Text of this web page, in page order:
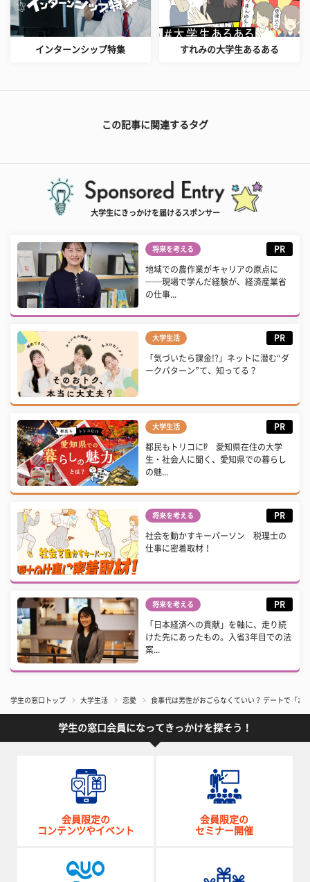
インターンシップ特集 すれみの大学生あるある
この記事に関連するタグ
大学生にきっかけを届けるスポンサー
将来を考える PR
地域での農作業がキャリアの原点に
──現場で学んだ経験が、経済産業省
の仕事...
大学生活 PR
「気づいたら課金!?」ネットに潜む“ダ
ークパターン”て、知ってる？
大学生活 PR
都民もトリコに⁉ 愛知県在住の大学
生・社会人に聞く、愛知県での暮らし
の魅...
将来を考える PR
社会を動かすキーパーソン 税理士の
仕事に密着取材！
将来を考える PR
「日本経済への貢献」を軸に、走り続
けた先にあったもの。入省3年目での法
案...
学生の窓口トップ 大学生活 恋愛 食事代は男性がおごらなくていい？ デートで「お
学生の窓口会員になってきっかけを探そう！
会員限定の
コンテンツやイベント
会員限定の
セミナー開催